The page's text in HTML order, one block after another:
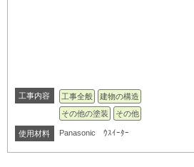
工事内容 工事全般
建物の構造
その他の塗装
その他
使用材料 Panasonic ｳｽｲｰﾀｰ